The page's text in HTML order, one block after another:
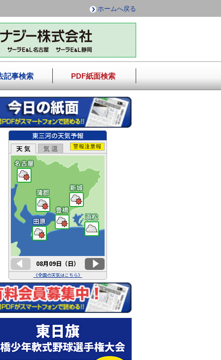
ホームへ戻る
記事検索 PDF紙面検索